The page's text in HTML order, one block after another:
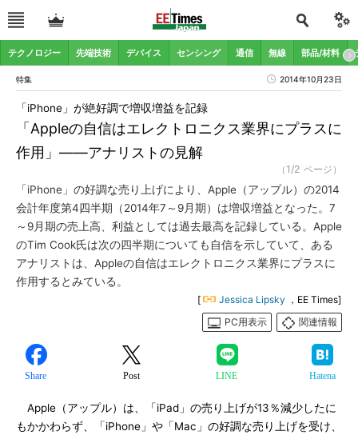
テクノロジー 先端技術 デバイス センシング 通信 無線 部品/材料
特集 2014年10月23日
「Appleの自信はエレクトロニクス業界にプラスに
作用」――アナリストの見解
「iPhone」が絶好調で増収増益を記録
（1/2 ページ）
「iPhone」の好調な売り上げにより、Apple（アップル）の2014
会計年度第4四半期（2014年7～9月期）は増収増益となった。7
～9月期の売上高、利益としては過去最高を記録している。Apple
のTim Cook氏は次の四半期についても自信を示していて、ある
アナリストは、Appleの自信はエレクトロニクス業界にプラスに
作用するとみている。
[ Jessica Lipsky ，EE Times]
PC用表示
関連情報
Share Post LINE Hatena
Apple（アップル）は、「iPad」の売り上げが13％減少したに
もかかわらず、「iPhone」や「Mac」の好調な売り上げを受け、